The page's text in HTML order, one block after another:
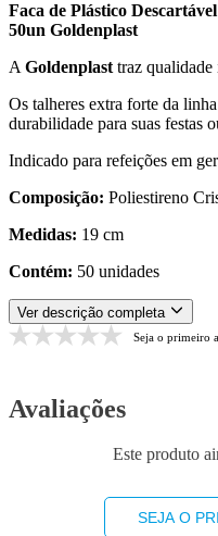
Faca de Plástico
50un Goldenplast
A Goldenplast traz qualidade
Os talheres extra forte da
durabilidade para suas festas
Indicado para refeições em
Composição: Poliestireno
Medidas: 19 cm
Contém: 50 unidades
Ver descrição completa
Seja o primeiro
Avaliações
Este produto
SEJA O